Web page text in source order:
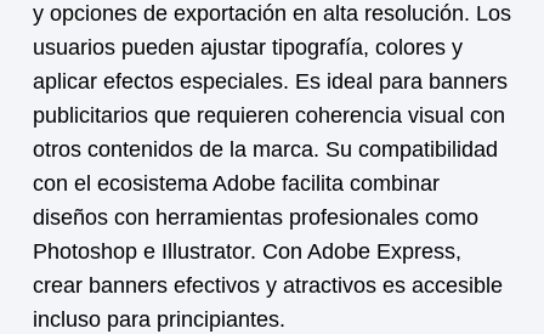
y opciones de exportación en alta resolución. Los
usuarios pueden ajustar tipografía, colores y
aplicar efectos especiales. Es ideal para banners
publicitarios que requieren coherencia visual con
otros contenidos de la marca. Su compatibilidad
con el ecosistema Adobe facilita combinar
diseños con herramientas profesionales como
Photoshop e Illustrator. Con Adobe Express,
crear banners efectivos y atractivos es accesible
incluso para principiantes.